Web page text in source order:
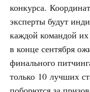
конкурса.
эксперты будут
каждой командой
в конце сентября
финального
только 10 лучших